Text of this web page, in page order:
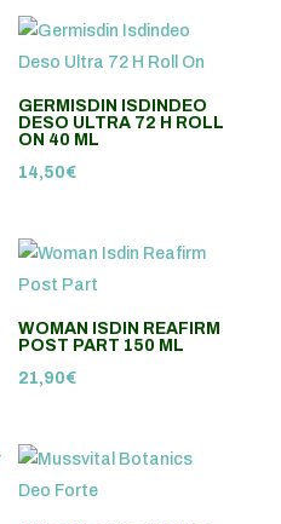
GERMISDIN ISDINDEO
DESO ULTRA 72 H ROLL
ON 40 ML
14,50€
WOMAN ISDIN REAFIRM
POST PART 150 ML
21,90€